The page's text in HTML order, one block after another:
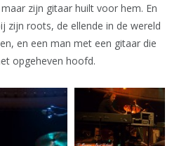
zijn gitaar huilt voor hem. En
zijn roots, de ellende in de wereld
en een man met een gitaar die
opgeheven hoofd.